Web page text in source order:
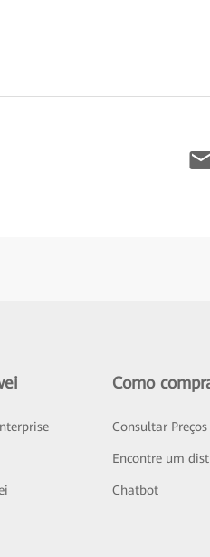
Como
Consultar Preços
Encontre um
Chatbot